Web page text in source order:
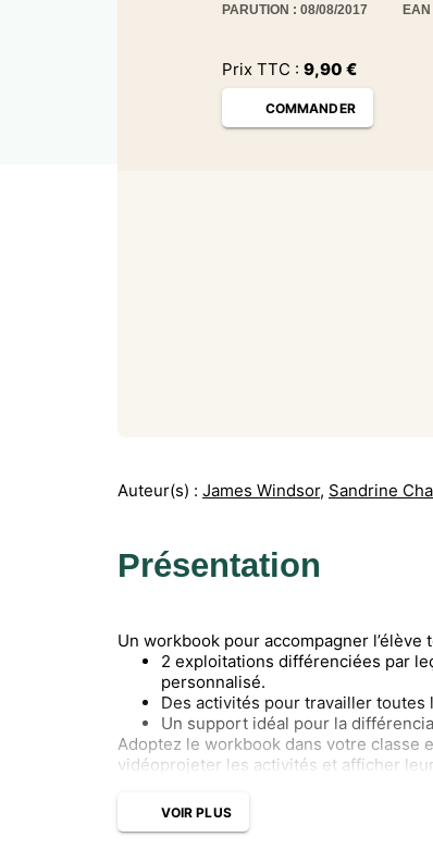
PARUTION : 08/08/2017
Prix TTC : 9,90 €
COMMANDER
Auteur(s) : James Windsor, Sandrine
Présentation
Un workbook pour accompagner l’élève
2 exploitations différenciées par
personnalisé.
Des activités pour travailler toutes
Un support idéal pour la
Adoptez le workbook dans votre classe
vidéoprojeter les activités et afficher
VOIR PLUS